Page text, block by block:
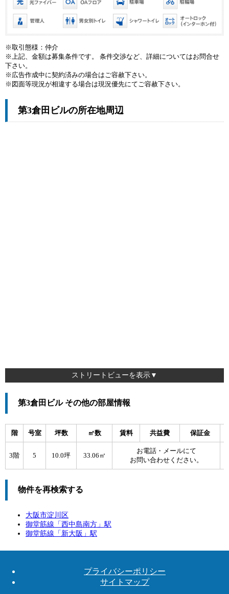
※取引態様：仲介
※上記、金額は募集条件です。 条件交渉など、詳細についてはお問合せ
下さい。
※広告作成中に契約済みの場合はご容赦下さい。
※図面等現況が相違する場合は現況優先にてご容赦下さい。
第3倉田ビルの所在地周辺
ストリートビューを表示▼
第3倉田ビル その他の部屋情報
階 号室 坪数 ㎡数 賃料 共益費 保証金
3階 5 10.0坪 33.06㎡
お電話・メールにて
お問い合わせください。
物件を再検索する
大阪市淀川区
御堂筋線「 西中島南方 」駅
御堂筋線「 新大阪 」駅
プライバシーポリシー
サイトマップ